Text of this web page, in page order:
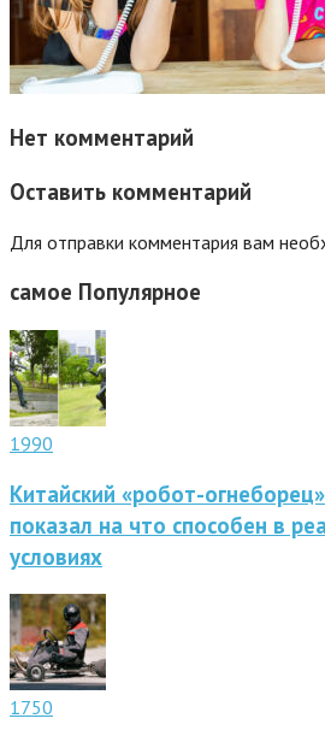
Нет комментарий
Оставить комментарий
Для отправки комментария вам
самое Популярное
1990
Китайский «робот-
показал на что способен в
условиях
1750